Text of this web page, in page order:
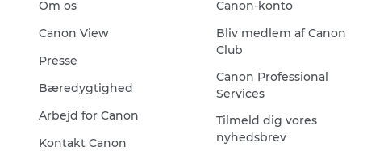
Om os
Canon View
Presse
Bæredygtighed
Arbejd for Canon
Kontakt Canon
Canon-konto
Bliv medlem af Canon
Club
Canon Professional
Services
Tilmeld dig vores
nyhedsbrev